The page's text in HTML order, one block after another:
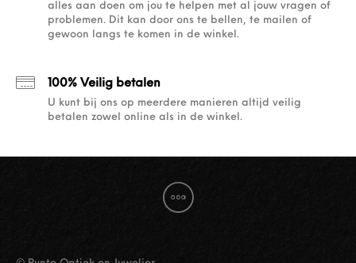
alles aan doen om jou te helpen met al jouw vragen of
problemen. Dit kan door ons te bellen, te mailen of
gewoon langs te komen in de winkel.
100% Veilig betalen
U kunt bij ons op meerdere manieren altijd veilig
betalen zowel online als in de winkel.